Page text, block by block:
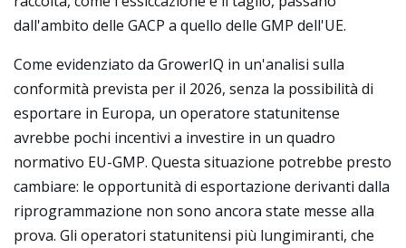
dall'ambito delle GACP a quello delle GMP dell'UE.
Come evidenziato da GrowerIQ in un'analisi sulla
conformità prevista per il 2026, senza la possibilità di
esportare in Europa, un operatore statunitense
avrebbe pochi incentivi a investire in un quadro
normativo EU-GMP. Questa situazione potrebbe presto
cambiare: le opportunità di esportazione derivanti dalla
riprogrammazione non sono ancora state messe alla
prova. Gli operatori statunitensi più lungimiranti, che